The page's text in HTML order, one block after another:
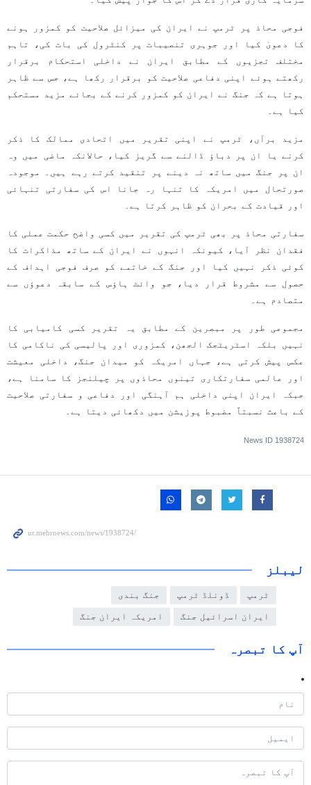
فوجی محاذ پر ٹرمپ نے ایران کی میزائل صلاحیت کو کمزور ہونے
کا دعویٰ کیا اور جوہری تنصیبات پر کنٹرول کی بات کی، تاہم
مختلف تجزیوں کے مطابق ایران نے داخلی استحکام برقرار
رکھتے ہوئے اپنی دفاعی صلاحیت کو برقرار رکھا ہے، جس سے ظاہر
ہوتا ہے کہ جنگ نے ایران کو کمزور کرنے کے بجائے مزید مستحکم
کیا ہے۔
مزید برآں، ٹرمپ نے اپنی تقریر میں اتحادی ممالک کا ذکر
کرنے یا ان پر دباؤ ڈالنے سے گریز کیا، حالانکہ ماضی میں وہ
ان پر جنگ میں ساتھ نہ دینے پر تنقید کرتے رہے ہیں۔ موجودہ
صورتحال میں امریکہ کا تنہا رہ جانا اس کی سفارتی تنہائی
اور قیادت کے بحران کو ظاہر کرتا ہے۔
سفارتی محاذ پر بھی ٹرمپ کی تقریر میں کسی واضح حکمت عملی کا
فقدان نظر آیا، کیونکہ انہوں نے ایران کے ساتھ مذاکرات کا
کوئی ذکر نہیں کیا اور جنگ کے خاتمے کو صرف فوجی اہداف کے
حصول سے مشروط قرار دیا، جو وائٹ ہاؤس کے سابقہ دعوؤں سے
متصادم ہے۔
مجموعی طور پر مبصرین کے مطابق یہ تقریر کسی کامیابی کا
نہیں بلکہ اسٹریٹجک الجھن، کمزوری اور پالیسی کی ناکامی کا
عکس پیش کرتی ہے، جہاں امریکہ کو میدان جنگ، داخلی معیشت
اور عالمی سفارتکاری تینوں محاذوں پر چیلنجز کا سامنا ہے،
جبکہ ایران اپنی داخلی ہم آہنگی اور دفاعی و سفارتی صلاحیت
کے باعث نسبتاً مضبوط پوزیشن میں دکھائی دیتا ہے۔
News ID 1938724
لیبلز
ٹرمپ ڈونلڈ ٹرمپ جنگ بندی
ایران اسرائیل جنگ امریکہ ایران جنگ
آپ کا تبصرہ